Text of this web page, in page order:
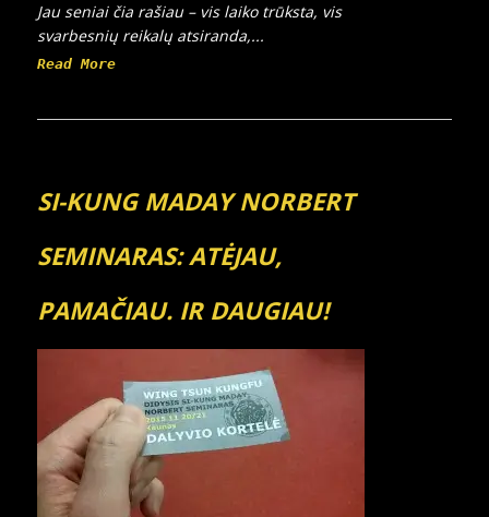
Jau seniai čia rašiau – vis laiko trūksta, vis
svarbesnių reikalų atsiranda,...
Read More
SI-KUNG MADAY NORBERT
SEMINARAS: ATĖJAU,
PAMAČIAU. IR DAUGIAU!